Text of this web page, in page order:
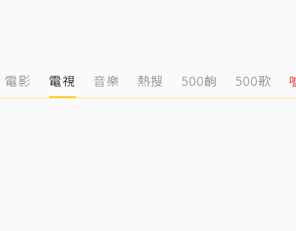
電影 電視 音樂 熱搜 500齣 500歌